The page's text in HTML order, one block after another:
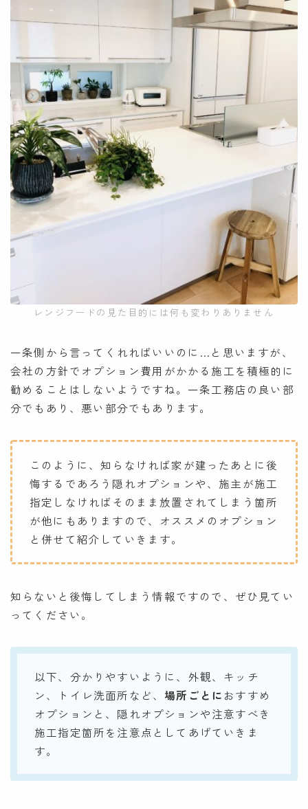
レンジフードの見た目的には何も変わりありません
一条側から言ってくれればいいのに…と思いますが、
会社の方針でオプション費用がかかる施工を積極的に
勧めることはしないようですね。一条工務店の良い部
分でもあり、悪い部分でもあります。
このように、知らなければ家が建ったあとに後
悔するであろう隠れオプションや、施主が施工
指定しなければそのまま放置されてしまう箇所
が他にもありますので、オススメのオプション
と併せて紹介していきます。
知らないと後悔してしまう情報ですので、ぜひ見てい
ってください。
以下、分かりやすいように、外観、キッチ
ン、トイレ洗面所など、場所ごとに おすすめ
オプションと、隠れオプションや注意すべき
施工指定箇所を注意点としてあげていきま
す。